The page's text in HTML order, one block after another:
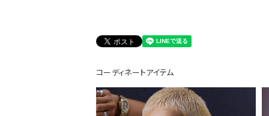
コーディネートアイテム